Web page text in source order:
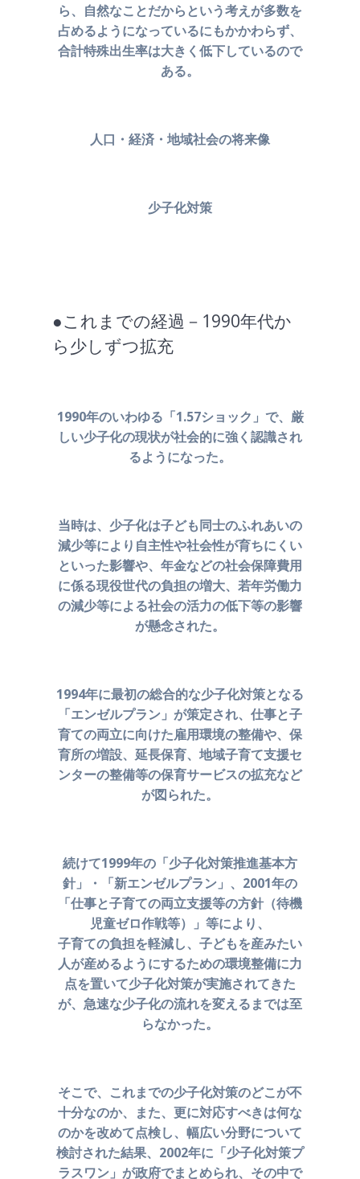
ら、 自然なことだからという考えが多数を
占めるようになっているにもかかわらず、
合計特殊出生率は大きく低下しているので
ある。
人口・経済・地域社会の将来像
少子化対策
●これまでの経過－1990年代か
ら少しずつ拡充
1990年のいわゆる「1.57ショック」で、厳
しい少子化の現状が社会的に強く認識され
るようになった。
当時は、少子化は子ども同士のふれあいの
減少等により自主性や社会性が育ちにくい
といった影響や、年金などの社会保障費用
に係る現役世代の負担の増大、 若年労働力
の減少等による社会の活力の低下等の影響
が懸念された。
1994年に最初の総合的な少子化対策となる
「エンゼルプラン」が策定され、仕事と子
育ての両立に向けた雇用環境の整備や、 保
育所の増設、延長保育、地域子育て支援セ
ンターの整備等の保育サービスの拡充など
が図られた。
続けて1999年の「少子化対策推進基本方
針」・「新エンゼルプラン」、 2001年の
「仕事と子育ての両立支援等の方針（待機
児童ゼロ作戦等）」等により、
子育ての負担を軽減し、子どもを産みたい
人が産めるようにするための環境整備に力
点を置いて少子化対策が実施されてきた
が、 急速な少子化の流れを変えるまでは至
らなかった。
そこで、これまでの少子化対策のどこが不
十分なのか、
また、更に対応すべきは何な
のかを改めて点検し、幅広い分野について
検討された結果、2002年に「少子化対策プ
ラスワン」が政府でまとめられ、 その中で